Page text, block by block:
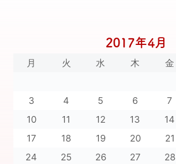
2017年4月
月 火 水 木 金
3
4 5 6 7
10
11 12 13 14
17
18 19 20 21
24
25 26 27 28